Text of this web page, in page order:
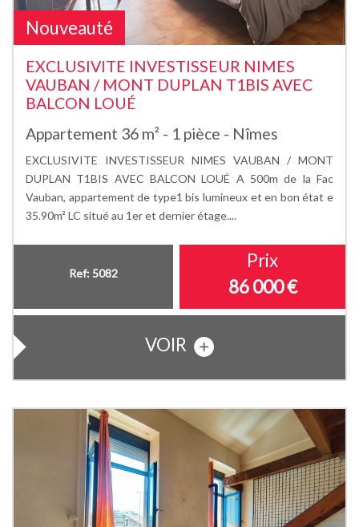
Nouveauté
EXCLUSIVITE INVESTISSEUR NIMES
VAUBAN / MONT DUPLAN T1BIS AVEC
BALCON LOUÉ
Appartement 36 m² - 1 pièce - Nîmes
EXCLUSIVITE INVESTISSEUR NIMES VAUBAN / MONT
DUPLAN T1BIS AVEC BALCON LOUÉ A 500m de la Fac
Vauban, appartement de type1 bis lumineux et en bon état e
35.90m² LC situé au 1er et dernier étage....
Ref: 5082
Prix
86 000€
VOIR